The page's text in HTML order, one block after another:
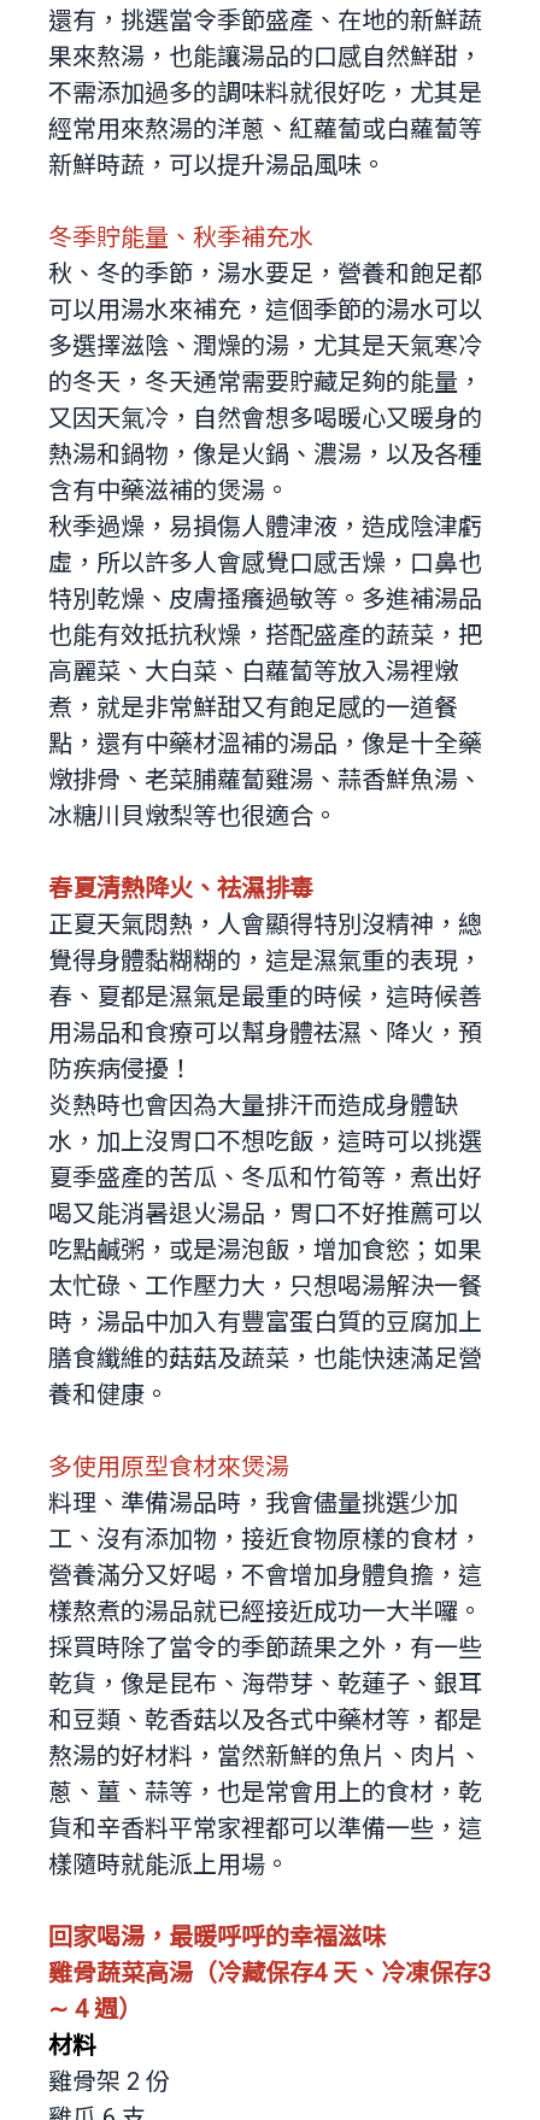
還有，挑選當令季節盛產、在地的新鮮蔬
果來熬湯，也能讓湯品的口感自然鮮甜，
不需添加過多的調味料就很好吃，尤其是
經常用來熬湯的洋蔥、紅蘿蔔或白蘿蔔等
新鮮時蔬，可以提升湯品風味。
冬季貯能量、秋季補充水
秋、冬的季節，湯水要足，營養和飽足都
可以用湯水來補充，這個季節的湯水可以
多選擇滋陰、潤燥的湯，尤其是天氣寒冷
的冬天，冬天通常需要貯藏足夠的能量，
又因天氣冷，自然會想多喝暖心又暖身的
熱湯和鍋物，像是火鍋、濃湯，以及各種
含有中藥滋補的煲湯。
秋季過燥，易損傷人體津液，造成陰津虧
虛，所以許多人會感覺口感舌燥，口鼻也
特別乾燥、皮膚搔癢過敏等。多進補湯品
也能有效抵抗秋燥，搭配盛產的蔬菜，把
高麗菜、大白菜、白蘿蔔等放入湯裡燉
煮，就是非常鮮甜又有飽足感的一道餐
點，還有中藥材溫補的湯品，像是十全藥
燉排骨、老菜脯蘿蔔雞湯、蒜香鮮魚湯、
冰糖川貝燉梨等也很適合。
春夏清熱降火、祛濕排毒
正夏天氣悶熱，人會顯得特別沒精神，總
覺得身體黏糊糊的，這是濕氣重的表現，
春、夏都是濕氣是最重的時候，這時候善
用湯品和食療可以幫身體祛濕、降火，預
防疾病侵擾！
炎熱時也會因為大量排汗而造成身體缺
水，加上沒胃口不想吃飯，這時可以挑選
夏季盛產的苦瓜、冬瓜和竹筍等，煮出好
喝又能消暑退火湯品，胃口不好推薦可以
吃點鹹粥，或是湯泡飯，增加食慾；如果
太忙碌、工作壓力大，只想喝湯解決一餐
時，湯品中加入有豐富蛋白質的豆腐加上
膳食纖維的菇菇及蔬菜，也能快速滿足營
養和健康。
多使用原型食材來煲湯
料理、準備湯品時，我會儘量挑選少加
工、沒有添加物，接近食物原樣的食材，
營養滿分又好喝，不會增加身體負擔，這
樣熬煮的湯品就已經接近成功一大半囉。
採買時除了當令的季節蔬果之外，有一些
乾貨，像是昆布、海帶芽、乾蓮子、銀耳
和豆類、乾香菇以及各式中藥材等，都是
熬湯的好材料，當然新鮮的魚片、肉片、
蔥、薑、蒜等，也是常會用上的食材，乾
貨和辛香料平常家裡都可以準備一些，這
樣隨時就能派上用場。
回家喝湯，最暖呼呼的幸福滋味
雞骨蔬菜高湯（冷藏保存4 天、冷凍保存3
∼ 4 週）
材料
雞骨架 2 份